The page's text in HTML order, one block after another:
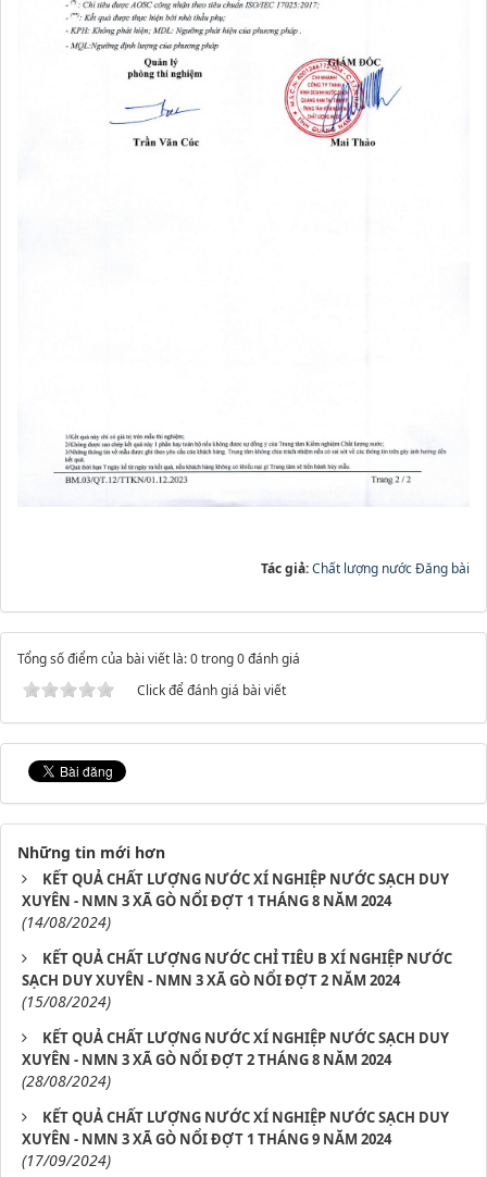
Tác giả:Chất lượng nước Đăng bài
Tổng số điểm của bài viết là: 0 trong 0 đánh giá
Click để đánh giá bài viết
Những tin mới hơn
KẾT QUẢ CHẤT LƯỢNG NƯỚC XÍ NGHIỆP NƯỚC SẠCH DUY
XUYÊN - NMN 3 XÃ GÒ NỔI ĐỢT 1 THÁNG 8 NĂM 2024
(14/08/2024)
KẾT QUẢ CHẤT LƯỢNG NƯỚC CHỈ TIÊU B XÍ NGHIỆP NƯỚC
SẠCH DUY XUYÊN - NMN 3 XÃ GÒ NỔI ĐỢT 2 NĂM 2024
(15/08/2024)
KẾT QUẢ CHẤT LƯỢNG NƯỚC XÍ NGHIỆP NƯỚC SẠCH DUY
XUYÊN - NMN 3 XÃ GÒ NỔI ĐỢT 2 THÁNG 8 NĂM 2024
(28/08/2024)
KẾT QUẢ CHẤT LƯỢNG NƯỚC XÍ NGHIỆP NƯỚC SẠCH DUY
XUYÊN - NMN 3 XÃ GÒ NỔI ĐỢT 1 THÁNG 9 NĂM 2024
(17/09/2024)